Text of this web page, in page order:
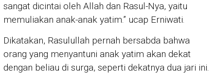
sangat dicintai oleh Allah dan Rasul-Nya, yaitu
memuliakan anak-anak yatim.” ucap Erniwati.
Dikatakan, Rasulullah pernah bersabda bahwa
orang yang menyantuni anak yatim akan dekat
dengan beliau di surga, seperti dekatnya dua jari ini.